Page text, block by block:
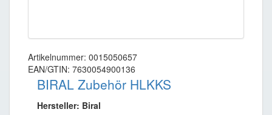
Artikelnummer: 0015050657
EAN/GTIN: 7630054900136
BIRAL Zubehör HLKKS
Hersteller: Biral